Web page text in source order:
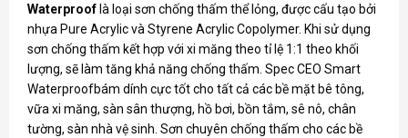
Waterprooflà loại sơn chống thấm thể lỏng, được cấu tạo bởi
nhựa Pure Acrylic và Styrene Acrylic Copolymer. Khi sử dụng
sơn chống thấm kết hợp với xi măng theo tỉ lệ 1:1 theo khối
lượng, sẽ làm tăng khả năng chống thấm. Spec CEO Smart
Waterproofbám dính cực tốt cho tất cả các bề mặt bê tông,
vữa xi măng, sàn sân thượng, hồ bơi, bồn tắm, sê nô, chân
tường, sàn nhà vệ sinh. Sơn chuyên chống thấm cho các bề